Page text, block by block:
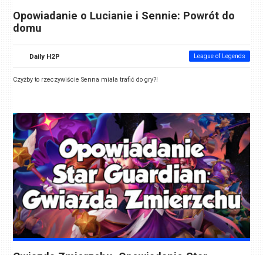
Opowiadanie o Lucianie i Sennie: Powrót do
domu
Daily H2P League of Legends
Czyżby to rzeczywiście Senna miała trafić do gry?!